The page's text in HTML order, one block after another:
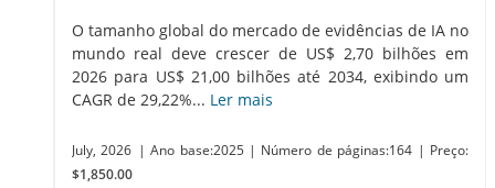
O tamanho global do mercado de evidências de IA no
mundo real deve crescer de US$ 2,70 bilhões em
2026 para US$ 21,00 bilhões até 2034, exibindo um
CAGR de 29,22%... Ler mais
July, 2026 | Ano base:2025 | Número de páginas:164 | Preço:
$1,850.00